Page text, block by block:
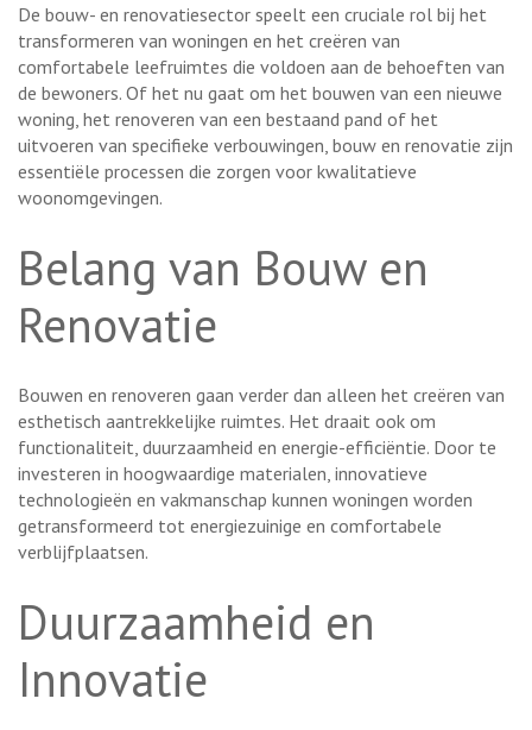
De bouw- en renovatiesector speelt een cruciale rol bij het
transformeren van woningen en het creëren van
comfortabele leefruimtes die voldoen aan de behoeften van
de bewoners. Of het nu gaat om het bouwen van een nieuwe
woning, het renoveren van een bestaand pand of het
uitvoeren van specifieke verbouwingen, bouw en renovatie zijn
essentiële processen die zorgen voor kwalitatieve
woonomgevingen.
Belang van Bouw en
Renovatie
Bouwen en renoveren gaan verder dan alleen het creëren van
esthetisch aantrekkelijke ruimtes. Het draait ook om
functionaliteit, duurzaamheid en energie-efficiëntie. Door te
investeren in hoogwaardige materialen, innovatieve
technologieën en vakmanschap kunnen woningen worden
getransformeerd tot energiezuinige en comfortabele
verblijfplaatsen.
Duurzaamheid en
Innovatie